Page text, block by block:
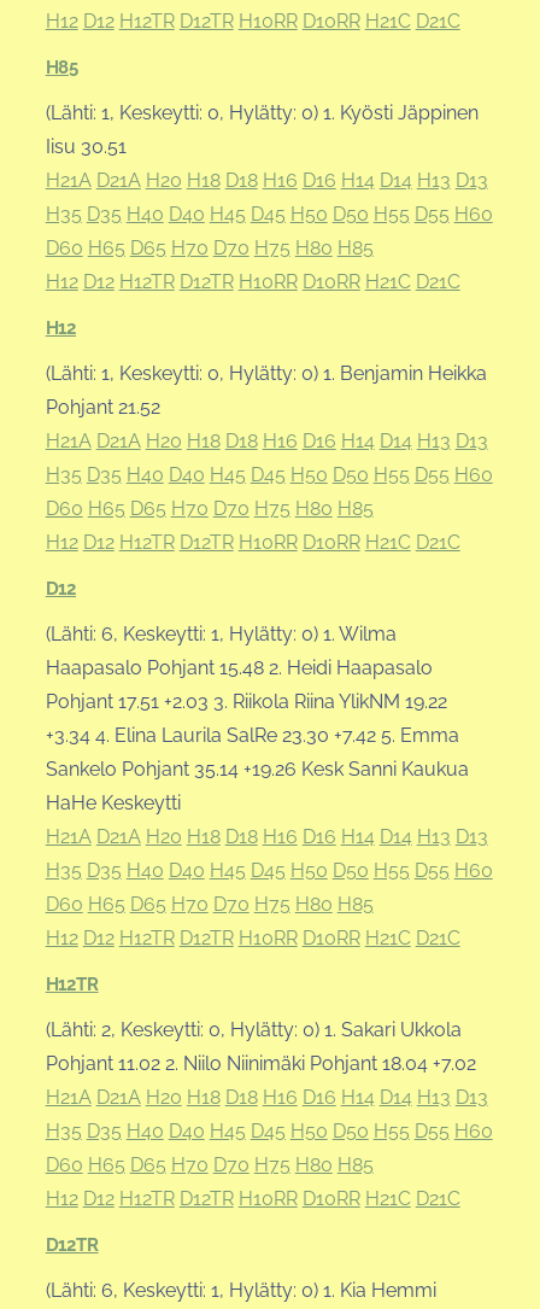
H12 D12 H12TR D12TR H10RR D10RR H21C D21C
H85
(Lähti: 1, Keskeytti: 0, Hylätty: 0) 1. Kyösti Jäppinen
Iisu 30.51
H21A D21A H20 H18 D18 H16 D16 H14 D14 H13 D13
H35 D35 H40 D40 H45 D45 H50 D50 H55 D55 H60
D60 H65 D65 H70 D70 H75 H80 H85
H12 D12 H12TR D12TR H10RR D10RR H21C D21C
H12
(Lähti: 1, Keskeytti: 0, Hylätty: 0) 1. Benjamin Heikka
Pohjant 21.52
H21A D21A H20 H18 D18 H16 D16 H14 D14 H13 D13
H35 D35 H40 D40 H45 D45 H50 D50 H55 D55 H60
D60 H65 D65 H70 D70 H75 H80 H85
H12 D12 H12TR D12TR H10RR D10RR H21C D21C
D12
(Lähti: 6, Keskeytti: 1, Hylätty: 0) 1. Wilma
Haapasalo Pohjant 15.48 2. Heidi Haapasalo
Pohjant 17.51 +2.03 3. Riikola Riina YlikNM 19.22
+3.34 4. Elina Laurila SalRe 23.30 +7.42 5. Emma
Sankelo Pohjant 35.14 +19.26 Kesk Sanni Kaukua
HaHe Keskeytti
H21A D21A H20 H18 D18 H16 D16 H14 D14 H13 D13
H35 D35 H40 D40 H45 D45 H50 D50 H55 D55 H60
D60 H65 D65 H70 D70 H75 H80 H85
H12 D12 H12TR D12TR H10RR D10RR H21C D21C
H12TR
(Lähti: 2, Keskeytti: 0, Hylätty: 0) 1. Sakari Ukkola
Pohjant 11.02 2. Niilo Niinimäki Pohjant 18.04 +7.02
H21A D21A H20 H18 D18 H16 D16 H14 D14 H13 D13
H35 D35 H40 D40 H45 D45 H50 D50 H55 D55 H60
D60 H65 D65 H70 D70 H75 H80 H85
H12 D12 H12TR D12TR H10RR D10RR H21C D21C
D12TR
(Lähti: 6, Keskeytti: 1, Hylätty: 0) 1. Kia Hemmi